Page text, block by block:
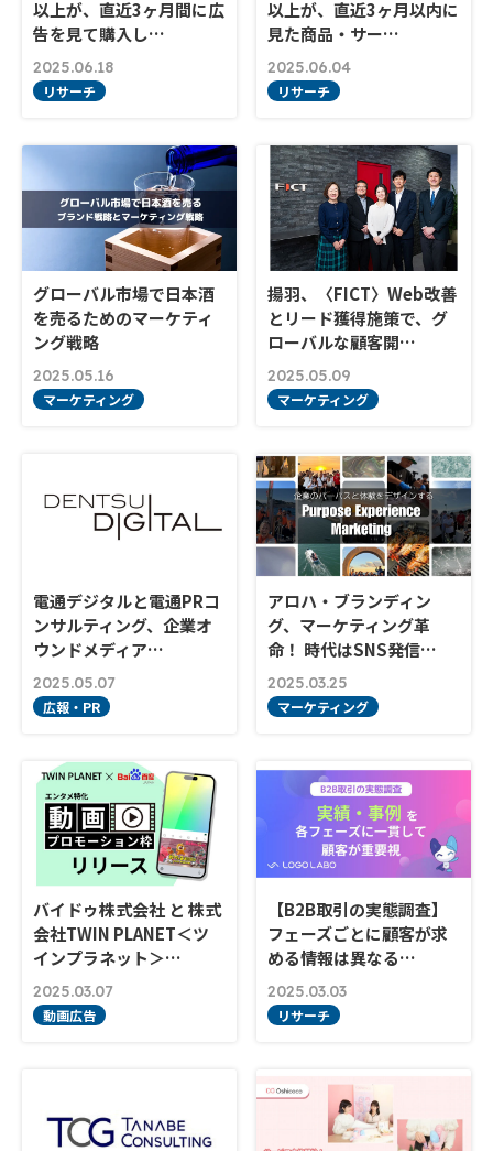
以上が、直近3ヶ月間に広
告を見て購入し…
2025.06.18
リサーチ
以上が、直近3ヶ月以内に
見た商品・サー…
2025.06.04
リサーチ
グローバル市場で日本酒
を売るためのマーケティ
ング戦略
2025.05.16
マーケティング
揚羽、〈FICT〉Web改善
とリード獲得施策で、グ
ローバルな顧客開…
2025.05.09
マーケティング
電通デジタルと電通PRコ
ンサルティング、企業オ
ウンドメディア…
2025.05.07
広報・PR
アロハ・ブランディン
グ、マーケティング革
命！ 時代はSNS発信…
2025.03.25
マーケティング
バイドゥ株式会社 と 株式
会社TWIN PLANET＜ツ
インプラネット＞…
2025.03.07
動画広告
【B2B取引の実態調査】
フェーズごとに顧客が求
める情報は異なる…
2025.03.03
リサーチ